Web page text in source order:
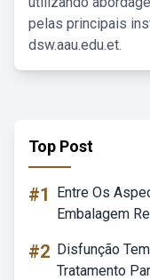
pelas principais
dsw.aau.edu.et.
Top Post
#1
Entre Os
Embalagem
#2 Disfunção
Tratamento